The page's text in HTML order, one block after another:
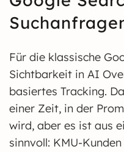
Für die klassische
Sichtbarkeit in AI
basiertes Tracking.
einer Zeit, in der
wird, aber es ist aus
sinnvoll: KMU-